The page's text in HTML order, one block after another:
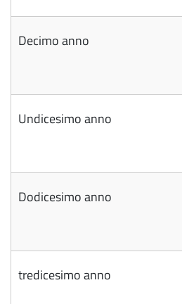
Decimo anno
Undicesimo anno
Dodicesimo anno
tredicesimo anno